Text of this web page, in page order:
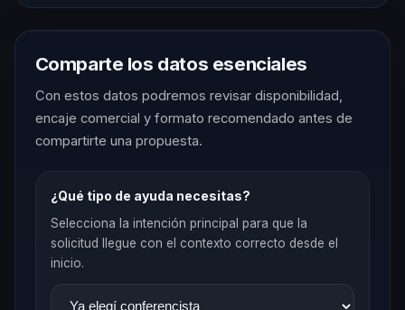
Comparte los datos esenciales
Con estos datos podremos revisar disponibilidad,
encaje comercial y formato recomendado antes de
compartirte una propuesta.
¿Qué tipo de ayuda necesitas?
Selecciona la intención principal para que la
solicitud llegue con el contexto correcto desde el
inicio.